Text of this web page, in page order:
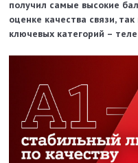
получил самые высокие
оценке качества связи,
ключевых категорий –